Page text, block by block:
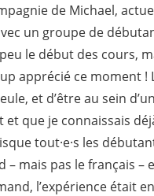
de Michael,
un groupe de
le début des cours,
apprécié ce moment !
et d’être au sein
que je connaissais
tout·e·s les
– mais pas le français –
l’expérience était